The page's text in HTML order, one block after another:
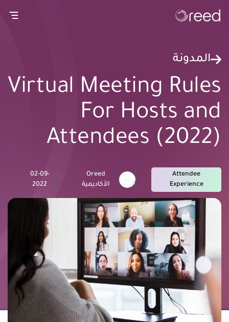
المدونة
Virtual Meeting Rules
For Hosts and
Attendees (2022)
Attendee
Experience
Oreed
الأكاديمية
02-09-
2022